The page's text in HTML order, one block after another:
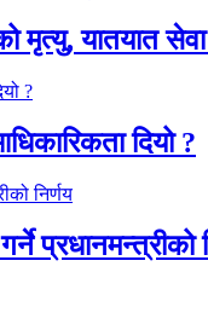
मृत्यु, यातयात
दियो ?
प्रधानमन्त्रीको